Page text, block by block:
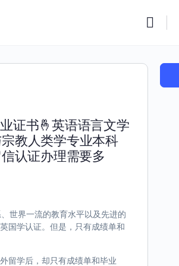
证书🤞英语语言文学
教人类学专业本科
认证办理需要多
世界一流的教育水平以及先进的
国学认证。但是，只有成绩单和
留学后，却只有成绩单和毕业